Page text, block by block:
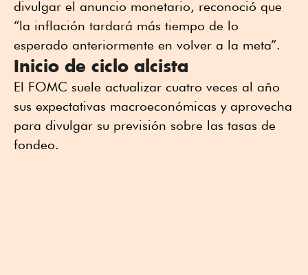
divulgar el anuncio monetario, reconoció que
“la inflación tardará más tiempo de lo
esperado anteriormente en volver a la meta”.
Inicio de ciclo alcista
El FOMC suele actualizar cuatro veces al año
sus expectativas macroeconómicas y aprovecha
para divulgar su previsión sobre las tasas de
fondeo.